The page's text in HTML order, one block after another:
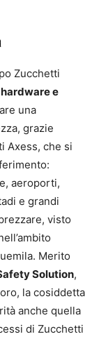
Zucchetti
e
una
grazie
Axess, che si
aeroporti,
e grandi
visto
Merito
Solution,
la cosiddetta
anche quella
di Zucchetti